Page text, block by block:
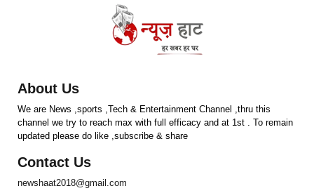
About Us
We are News ,sports ,Tech & Entertainment Channel ,thru this
channel we try to reach max with full efficacy and at 1st . To remain
updated please do like ,subscribe & share
Contact Us
newshaat2018@gmail.com